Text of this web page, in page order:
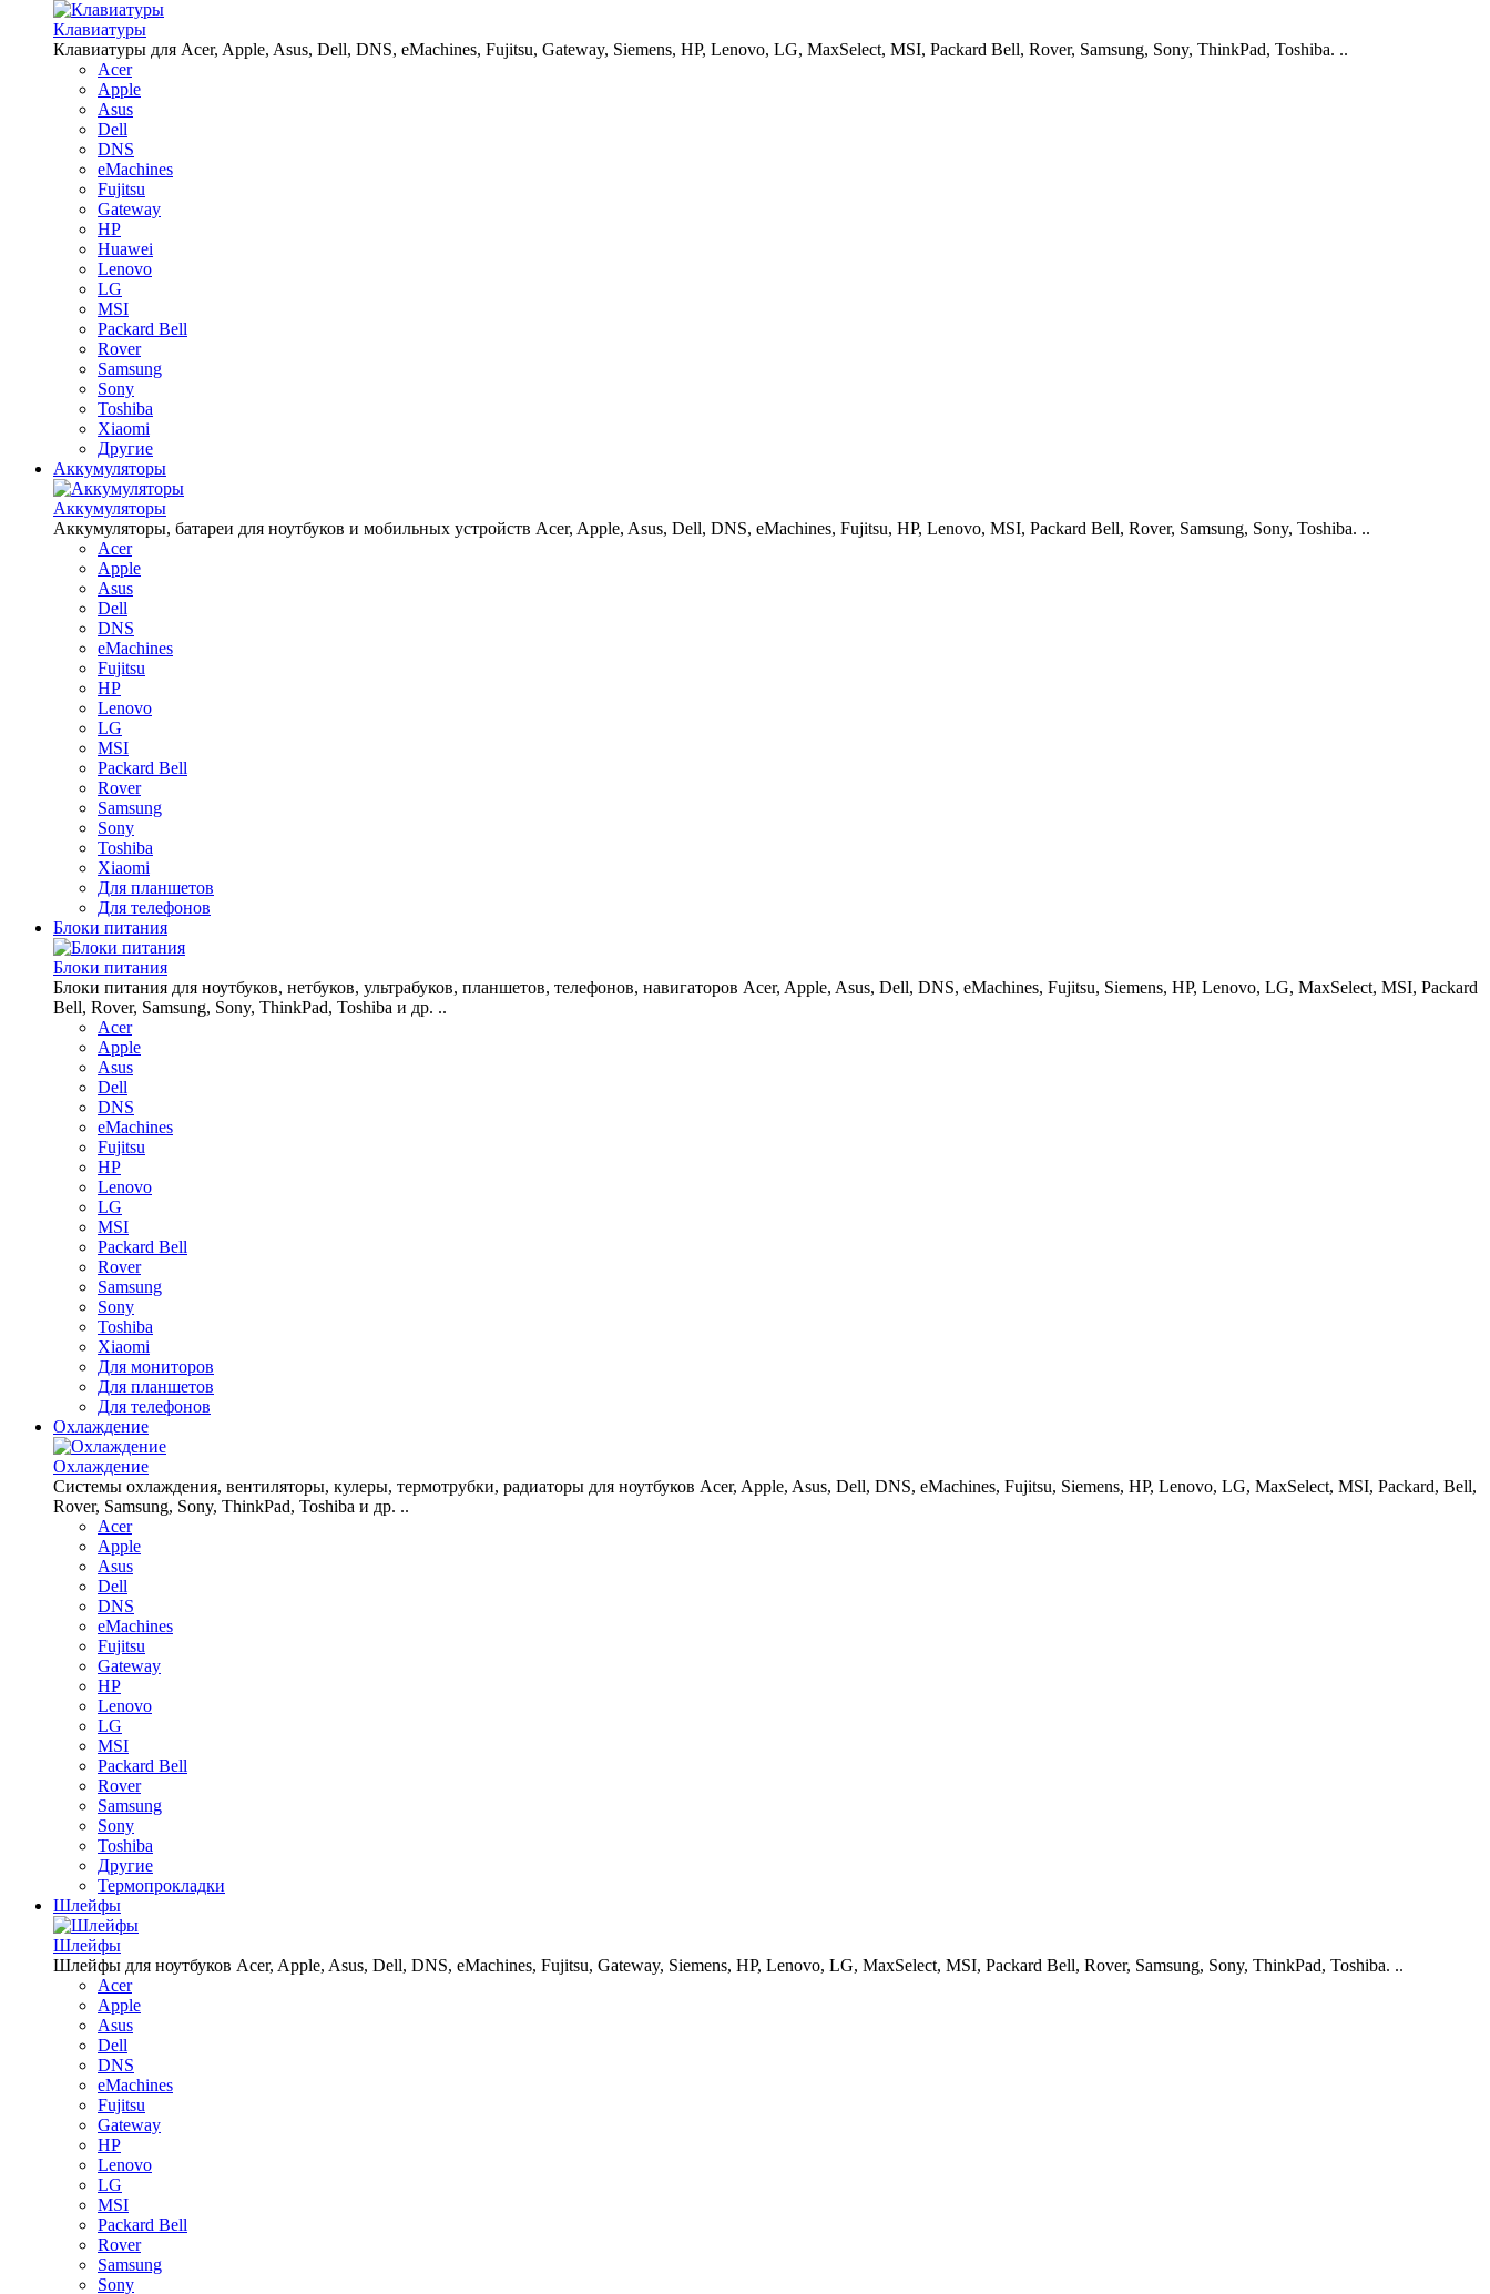
Клавиатуры
Клавиатуры для Acer, Apple, Asus, Dell, DNS, eMachines, Fujitsu, Gateway, Siemens, HP, Lenovo, LG, MaxSelect, MSI, Packard Bell, Rover, Samsung, Sony, ThinkPad, Toshiba. ..
Acer
Apple
Asus
Dell
DNS
eMachines
Fujitsu
Gateway
HP
Huawei
Lenovo
LG
MSI
Packard Bell
Rover
Samsung
Sony
Toshiba
Xiaomi
Другие
Аккумуляторы
Аккумуляторы
Аккумуляторы, батареи для ноутбуков и мобильных устройств Acer, Apple, Asus, Dell, DNS, eMachines, Fujitsu, HP, Lenovo, MSI, Packard Bell, Rover, Samsung, Sony, Toshiba. ..
Acer
Apple
Asus
Dell
DNS
eMachines
Fujitsu
HP
Lenovo
LG
MSI
Packard Bell
Rover
Samsung
Sony
Toshiba
Xiaomi
Для планшетов
Для телефонов
Блоки питания
Блоки питания
Блоки питания для ноутбуков, нетбуков, ультрабуков, планшетов, телефонов, навигаторов Acer, Apple, Asus, Dell, DNS, eMachines, Fujitsu, Siemens, HP, Lenovo, LG, MaxSelect, MSI, Packard
Bell, Rover, Samsung, Sony, ThinkPad, Toshiba и др. ..
Acer
Apple
Asus
Dell
DNS
eMachines
Fujitsu
HP
Lenovo
LG
MSI
Packard Bell
Rover
Samsung
Sony
Toshiba
Xiaomi
Для мониторов
Для планшетов
Для телефонов
Охлаждение
Охлаждение
Системы охлаждения, вентиляторы, кулеры, термотрубки, радиаторы для ноутбуков Acer, Apple, Asus, Dell, DNS, eMachines, Fujitsu, Siemens, HP, Lenovo, LG, MaxSelect, MSI, Packard, Bell,
Rover, Samsung, Sony, ThinkPad, Toshiba и др. ..
Acer
Apple
Asus
Dell
DNS
eMachines
Fujitsu
Gateway
HP
Lenovo
LG
MSI
Packard Bell
Rover
Samsung
Sony
Toshiba
Другие
Термопрокладки
Шлейфы
Шлейфы
Шлейфы для ноутбуков Acer, Apple, Asus, Dell, DNS, eMachines, Fujitsu, Gateway, Siemens, HP, Lenovo, LG, MaxSelect, MSI, Packard Bell, Rover, Samsung, Sony, ThinkPad, Toshiba. ..
Acer
Apple
Asus
Dell
DNS
eMachines
Fujitsu
Gateway
HP
Lenovo
LG
MSI
Packard Bell
Rover
Samsung
Sony